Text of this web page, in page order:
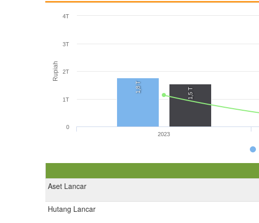
Rupiah
1,8 T 1,5 T
2023
0
1T
2T
3T
4T
Aset Lancar
Hutang Lancar